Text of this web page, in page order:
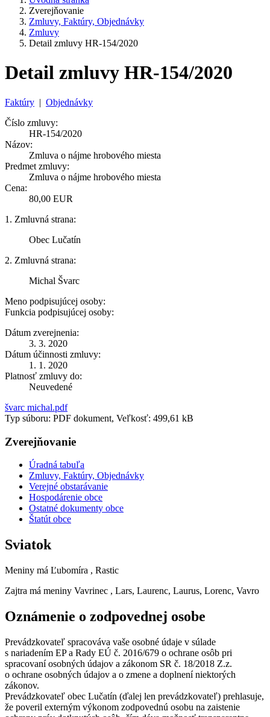
Zverejňovanie
Zmluvy, Faktúry, Objednávky
Zmluvy
Detail zmluvy HR-154/2020
Detail zmluvy HR-154/2020
Faktúry | Objednávky
Číslo zmluvy:
HR-154/2020
Názov:
Zmluva o nájme hrobového miesta
Predmet zmluvy:
Zmluva o nájme hrobového miesta
Cena:
80,00 EUR
1. Zmluvná strana:
Obec Lučatín
2. Zmluvná strana:
Michal Švarc
Meno podpisujúcej osoby:
Funkcia podpisujúcej osoby:
Dátum zverejnenia:
3. 3. 2020
Dátum účinnosti zmluvy:
1. 1. 2020
Platnosť zmluvy do:
Neuvedené
švarc michal.pdf
Typ súboru: PDF dokument, Veľkosť: 499,61 kB
Zverejňovanie
Úradná tabuľa
Zmluvy, Faktúry, Objednávky
Verejné obstarávanie
Hospodárenie obce
Ostatné dokumenty obce
Štatút obce
Sviatok
Meniny má Ľubomíra , Rastic
Zajtra má meniny Vavrinec , Lars, Laurenc, Laurus, Lorenc, Vavro
Oznámenie o zodpovednej osobe
Prevádzkovateľ spracováva vaše osobné údaje v súlade
s nariadením EP a Rady EÚ č. 2016/679 o ochrane osôb pri
spracovaní osobných údajov a zákonom SR č. 18/2018 Z.z.
o ochrane osobných údajov a o zmene a doplnení niektorých
zákonov.
Prevádzkovateľ obec Lučatín (ďalej len prevádzkovateľ) prehlasuje,
že poveril externým výkonom zodpovednú osobu na zaistenie